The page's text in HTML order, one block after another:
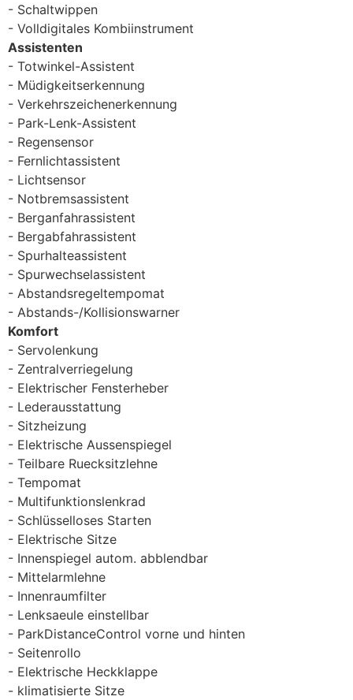
Schaltwippen
Volldigitales Kombiinstrument
Assistenten
Totwinkel-Assistent
Müdigkeitserkennung
Verkehrszeichenerkennung
Park-Lenk-Assistent
Regensensor
Fernlichtassistent
Lichtsensor
Notbremsassistent
Berganfahrassistent
Bergabfahrassistent
Spurhalteassistent
Spurwechselassistent
Abstandsregeltempomat
Abstands-/Kollisionswarner
Komfort
Servolenkung
Zentralverriegelung
Elektrischer Fensterheber
Lederausstattung
Sitzheizung
Elektrische Aussenspiegel
Teilbare Ruecksitzlehne
Tempomat
Multifunktionslenkrad
Schlüsselloses Starten
Elektrische Sitze
Innenspiegel autom. abblendbar
Mittelarmlehne
Innenraumfilter
Lenksaeule einstellbar
ParkDistanceControl vorne und hinten
Seitenrollo
Elektrische Heckklappe
klimatisierte Sitze